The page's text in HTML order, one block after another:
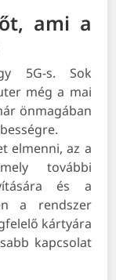
ami a
5G-s. Sok
még a mai
önmagában
elmenni, az a
további
és a
a rendszer
kártyára
kapcsolat